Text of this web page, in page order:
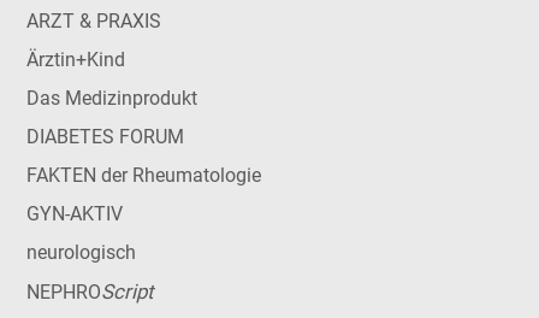
ARZT & PRAXIS
Ärztin+Kind
Das Medizinprodukt
DIABETES FORUM
FAKTEN der Rheumatologie
GYN-AKTIV
neurologisch
NEPHROScript